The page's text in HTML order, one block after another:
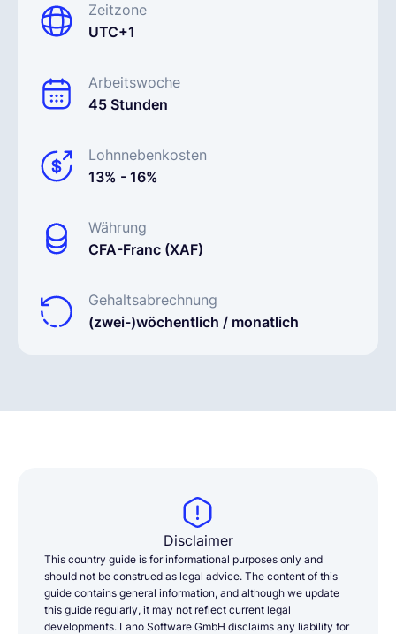
Zeitzone
UTC+1
Arbeitswoche
45 Stunden
Lohnnebenkosten
13% - 16%
Währung
CFA-Franc (XAF)
Gehaltsabrechnung
(zwei-)wöchentlich / monatlich
Disclaimer
This country guide is for informational purposes only and
should not be construed as legal advice. The content of this
guide contains general information, and although we update
this guide regularly, it may not reflect current legal
developments. Lano Software GmbH disclaims any liability for